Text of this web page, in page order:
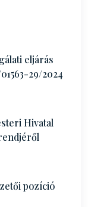
eljárás
29/2024
Hivatal
pozíció